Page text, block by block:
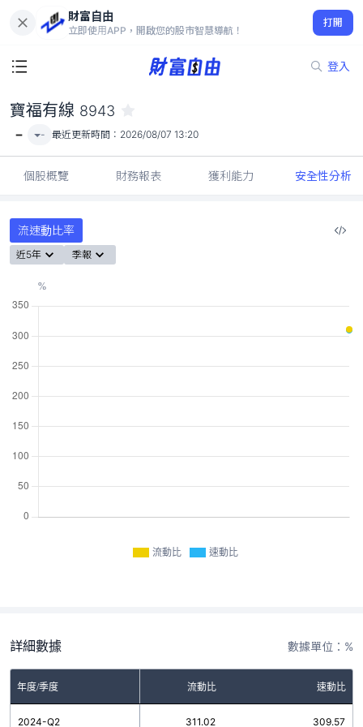
財富自由
立即使用APP，開啟您的股市智慧導航！
打開
登入
-
寶福有線 8943
- - 最近更新時間： 2026/08/07 13:20
個股概覽 財務報表 獲利能力 安全性分析
流速動比率
近5年 季報
流動比 速動比
詳細數據 數據單位：%
年度/季度 流動比 速動比
2024-Q2 311.02 309.57